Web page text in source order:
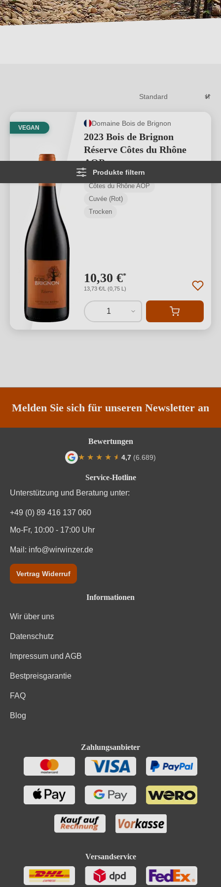
Produkte filtern
VEGAN
Domaine Bois de Brignon
2023 Bois de Brignon
Réserve Côtes du Rhône
AOP
Côtes du Rhône AOP
Cuvée (Rot)
Trocken
10,30 €*
13,73 €/L (0,75 L)
1
Melden Sie sich für unseren Newsletter an
Service-Hotline
Unterstützung und Beratung unter:
+49 (0) 89 416 137 060
Mo-Fr, 10:00 - 17:00 Uhr
Mail: info@wirwinzer.de
Vertrag Widerruf
Informationen
Wir über uns
Datenschutz
Impressum und AGB
Bestpreisgarantie
FAQ
Blog
Zahlungsanbieter
Versandservice
Bewertungen
★ ★ ★ ★ ★
★ 4,7 (6.689)